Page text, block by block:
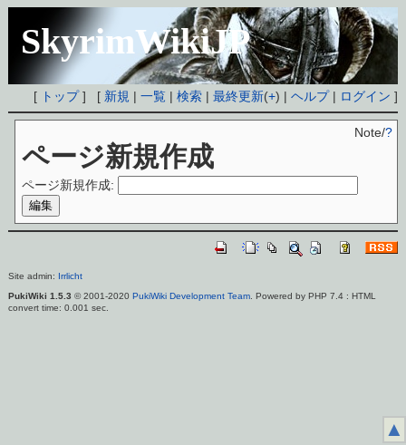
SkyrimWikiJP
[ トップ] [ 新規 |一覧 |検索 |最終更新(+) |ヘルプ| ログイン ]
ページ新規作成
Note/?
ページ新規作成:
Site admin: Irrlicht
PukiWiki 1.5.3 © 2001-2020 PukiWiki Development Team. Powered by PHP 7.4 : HTML
convert time: 0.001 sec.
▲